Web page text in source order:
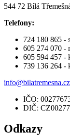
544 72 Bílá
Telefony:
724 180 865 -
605 274 070 -
605 594 457 -
739 136 264 -
info@bilatremesna.cz
IČO:
DIČ:
Odkazy